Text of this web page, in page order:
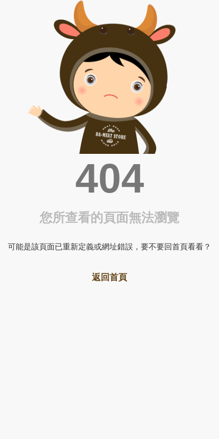
404
您所查看的頁面無法瀏覽
可能是該頁面已重新定義或網址錯誤，要不要回首頁看看？
返回首頁